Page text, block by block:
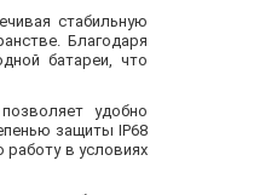
стабильную
Благодаря
батареи, что
удобно
защиты IP68
в условиях